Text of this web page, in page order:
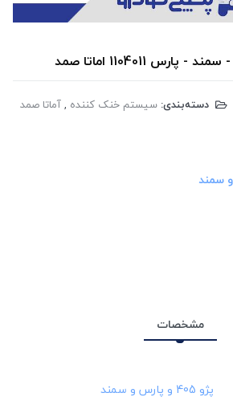
دسته‌بندی: سیستم خنک کننده ,آماتا صمد
مشخصات